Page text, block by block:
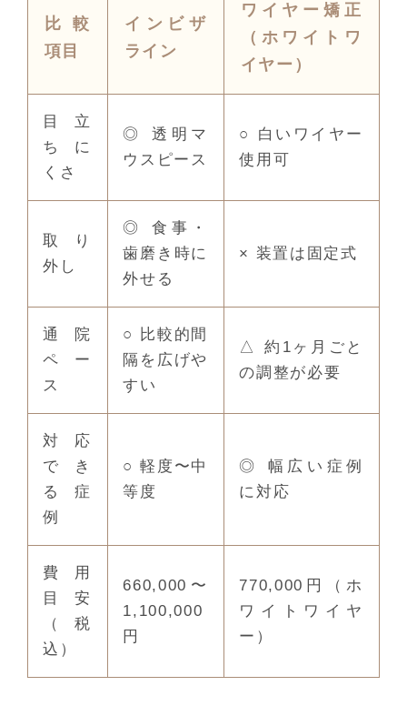
比較
項目
インビザ
ライン
ワイヤー矯正
（ホワイトワ
イヤー）
目立
ちに
くさ
◎ 透明マ
ウスピース
○ 白いワイヤー
使用可
取り
外し
◎ 食事・
歯磨き時に
外せる
× 装置は固定式
通院
ペー
ス
○ 比較的間
隔を広げや
すい
△ 約1ヶ月ごと
の調整が必要
対応
でき
る症
例
○ 軽度〜中
等度
◎ 幅広い症例
に対応
費用
目安
（税
込）
660,000〜
1,100,000
円
770,000円（ホ
ワイトワイヤ
ー）